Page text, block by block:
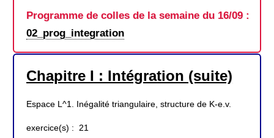
Programme de colles de la semaine du 16/09 :
02_prog_integration
Chapitre I : Intégration (suite)
Espace L^1. Inégalité triangulaire, structure de K-e.v.
exercice(s) : 21